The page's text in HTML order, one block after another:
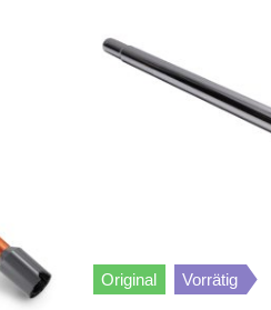
Original Vorrätig